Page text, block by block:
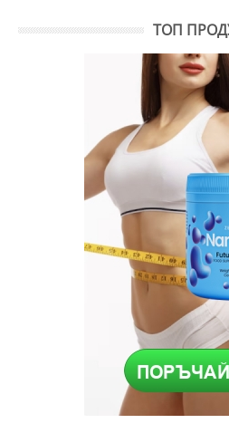
ТОП